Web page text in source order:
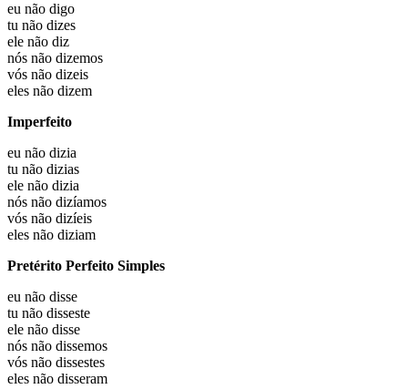
eu não digo
tu não dizes
ele não diz
nós não dizemos
vós não dizeis
eles não dizem
Imperfeito
eu não dizia
tu não dizias
ele não dizia
nós não dizíamos
vós não dizíeis
eles não diziam
Pretérito Perfeito Simples
eu não disse
tu não disseste
ele não disse
nós não dissemos
vós não dissestes
eles não disseram